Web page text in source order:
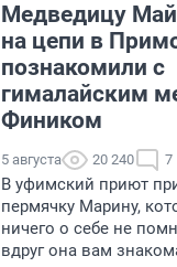
Медведицу
на цепи в
познакомили с
гималайским
Фиником
5 августа 20 240 7
В уфимский приют
пермячку Марину,
ничего о себе не
вдруг она вам